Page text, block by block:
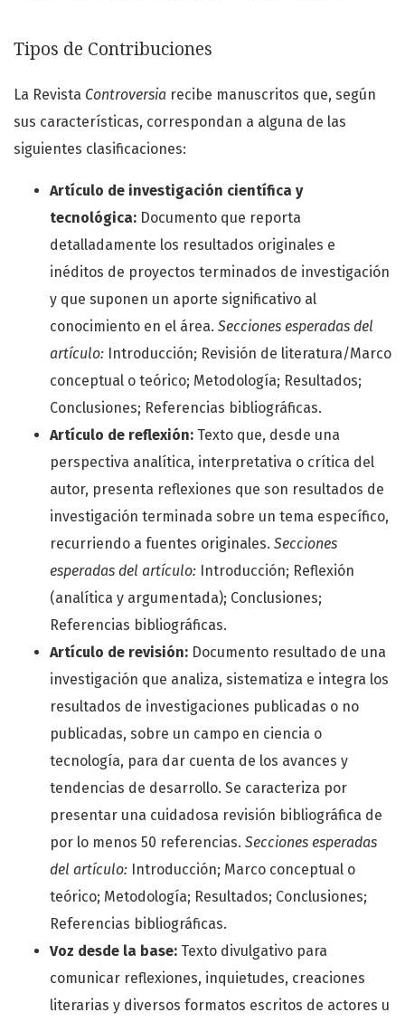
Tipos de Contribuciones
La Revista Controversia recibe manuscritos que, según
sus características, correspondan a alguna de las
siguientes clasificaciones:
Artículo de investigación científica y
tecnológica: Documento que reporta
detalladamente los resultados originales e
inéditos de proyectos terminados de investigación
y que suponen un aporte significativo al
conocimiento en el área. Secciones esperadas del
artículo: Introducción; Revisión de literatura/Marco
conceptual o teórico; Metodología; Resultados;
Conclusiones; Referencias bibliográficas.
Artículo de reflexión: Texto que, desde una
perspectiva analítica, interpretativa o crítica del
autor, presenta reflexiones que son resultados de
investigación terminada sobre un tema específico,
recurriendo a fuentes originales. Secciones
esperadas del artículo: Introducción; Reflexión
(analítica y argumentada); Conclusiones;
Referencias bibliográficas.
Artículo de revisión: Documento resultado de una
investigación que analiza, sistematiza e integra los
resultados de investigaciones publicadas o no
publicadas, sobre un campo en ciencia o
tecnología, para dar cuenta de los avances y
tendencias de desarrollo. Se caracteriza por
presentar una cuidadosa revisión bibliográfica de
por lo menos 50 referencias. Secciones esperadas
del artículo: Introducción; Marco conceptual o
teórico; Metodología; Resultados; Conclusiones;
Referencias bibliográficas.
Voz desde la base: Texto divulgativo para
comunicar reflexiones, inquietudes, creaciones
literarias y diversos formatos escritos de actores u